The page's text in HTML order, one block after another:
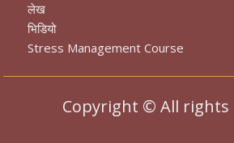
लेख
भिडियो
Stress Management Course
Copyright © All rights